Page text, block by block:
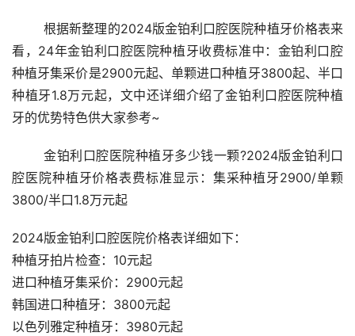
	根据新整理的2024版金铂利口腔医院种植牙价格表来
看，24年金铂利口腔医院种植牙收费标准中：金铂利口腔
种植牙集采价是2900元起、单颗进口种植牙3800起、半口
种植牙1.8万元起，文中还详细介绍了金铂利口腔医院种植
牙的优势特色供大家参考~
	金铂利口腔医院种植牙多少钱一颗?2024版金铂利口
腔医院种植牙价格表费标准显示：集采种植牙2900/单颗
3800/半口1.8万元起
2024版金铂利口腔医院价格表详细如下：
种植牙拍片检查：10元起
进口种植牙集采价：2900元起
韩国进口种植牙：3800元起
以色列雅定种植牙：3980元起